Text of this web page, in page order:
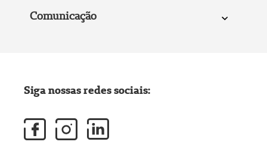
Comunicação
Siga nossas redes sociais: